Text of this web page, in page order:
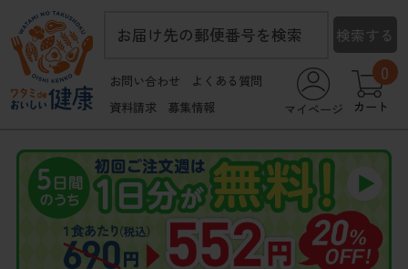
お届け先の郵便番号を検索 検索する
お問い合わせ
よくある質問
資料請求
募集情報 マイページ カート
0